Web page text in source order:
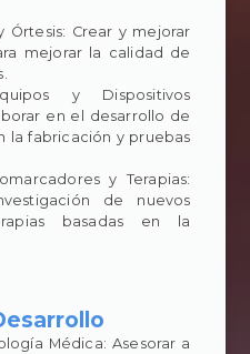
Órtesis: Crear y mejorar
mejorar la calidad de
y Dispositivos
en el desarrollo de
la fabricación y pruebas
y Terapias:
de nuevos
basadas en la
Médica: Asesorar a